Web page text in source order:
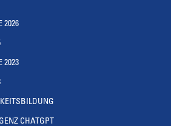
2026
2023
CHATGPT